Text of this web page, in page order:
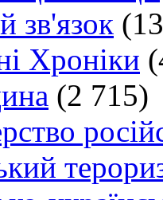
зв'язок
Хроніки
(2 715)